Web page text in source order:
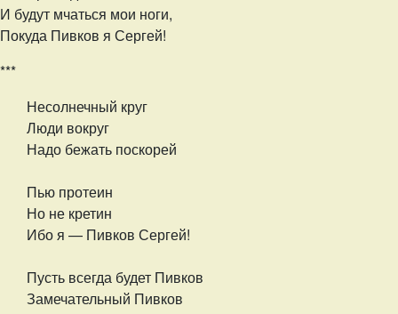
И будут мчаться мои ноги,
Покуда Пивков я Сергей!
***
Несолнечный круг
Люди вокруг
Надо бежать поскорей
Пью протеин
Но не кретин
Ибо я — Пивков Сергей!
Пусть всегда будет Пивков
Замечательный Пивков